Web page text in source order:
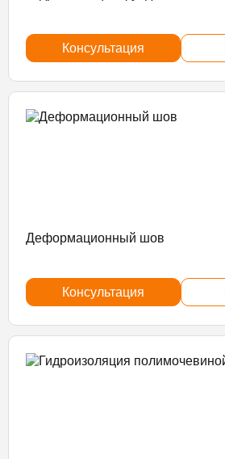
Консультация
Деформационный шов
Консультация